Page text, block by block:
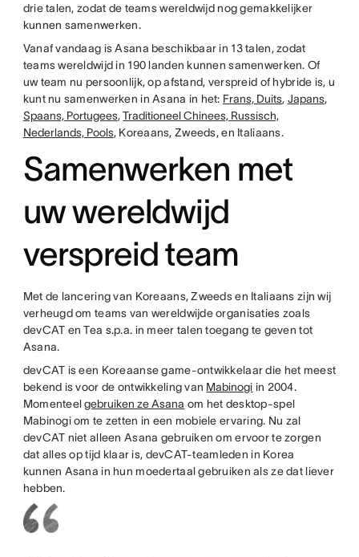
drie talen, zodat de teams wereldwijd nog gemakkelijker
kunnen samenwerken.
Vanaf vandaag is Asana beschikbaar in 13 talen, zodat
teams wereldwijd in 190 landen kunnen samenwerken. Of
uw team nu persoonlijk, op afstand, verspreid of hybride is, u
kunt nu samenwerken in Asana in het: Frans, Duits, Japans,
Spaans, Portugees,Traditioneel Chinees, Russisch,
Nederlands, Pools, Koreaans, Zweeds, en Italiaans.
Samenwerken met
uw wereldwijd
verspreid team
Met de lancering van Koreaans, Zweeds en Italiaans zijn wij
verheugd om teams van wereldwijde organisaties zoals
devCAT en Tea s.p.a. in meer talen toegang te geven tot
Asana.
devCAT is een Koreaanse game-ontwikkelaar die het meest
bekend is voor de ontwikkeling van Mabinogi in 2004.
Momenteelgebruiken ze Asana om het desktop-spel
Mabinogi om te zetten in een mobiele ervaring. Nu zal
devCAT niet alleen Asana gebruiken om ervoor te zorgen
dat alles op tijd klaar is, devCAT-teamleden in Korea
kunnen Asana in hun moedertaal gebruiken als ze dat liever
hebben.